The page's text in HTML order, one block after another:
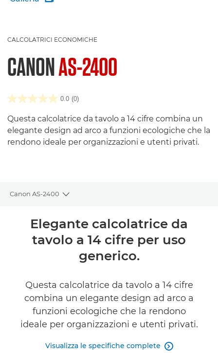
CALCOLATRICI ECONOMICHE
CANONAS-2400
0.0 (0)
Questa calcolatrice da tavolo a 14 cifre combina un
elegante design ad arco a funzioni ecologiche che la
rendono ideale per organizzazioni e utenti privati.
Canon AS-2400
Toggle breadcrumbs
Panoramica
Caratteristiche
Supporto
Elegante calcolatrice da
tavolo a 14 cifre per uso
generico.
Questa calcolatrice da tavolo a 14 cifre
combina un elegante design ad arco a
funzioni ecologiche che la rendono
ideale per organizzazioni e utenti privati.
Visualizza le specifiche complete 